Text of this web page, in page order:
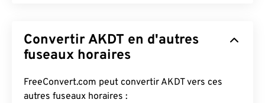
Convertir AKDT en d'autres
fuseaux horaires
FreeConvert.com peut convertir AKDT vers ces
autres fuseaux horaires :